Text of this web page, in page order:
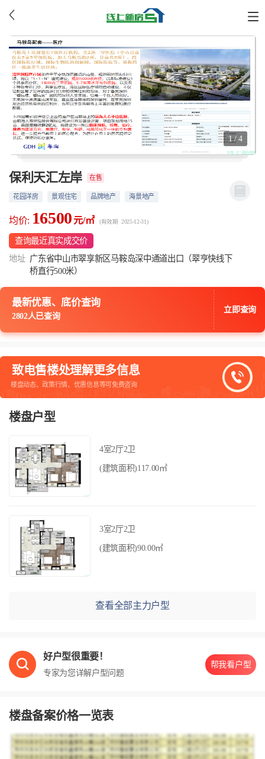
1 / 4
保利天汇左岸 在售
花园洋房 景观住宅 品牌地产 海景地产
均价: 16500 元/㎡ (有效期 2025-12-31)
查询最近真实成交价
地址 广东省中山市翠享新区马鞍岛深中通道出口（翠亨快线下
桥直行500米）
立即查询
最新优惠、底价查询
2802人已查询
致电售楼处理解更多信息
楼盘动态、政策行情、优惠信息等可免费咨询
楼盘户型
4室2厅2卫
(建筑面积)117.00㎡
3室2厅2卫
(建筑面积)90.00㎡
查看全部主力户型
好户型很重要！
专家为您详解户型问题
帮我看户型
楼盘备案价格一览表